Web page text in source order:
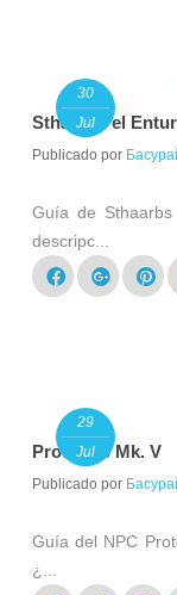
30
Jul
Sthaarbs el
Publicado por
Guía de
descripc...
29
Jul
Prototipo Mk. V
Publicado por
Guía del NPC
¿...